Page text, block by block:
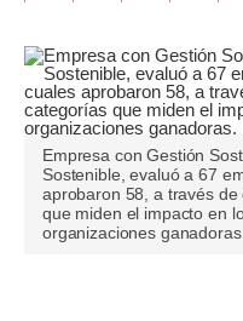
Editorial
Pregunta de hoy
Blogs
Tendencias
Empresa con Gestión
Sostenible, evaluó a 67
aprobaron 58, a través
que miden el impacto en
organizaciones ganadoras.